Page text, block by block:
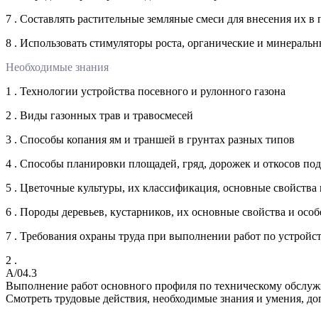
7 . Составлять растительные земляные смеси для внесения их в
8 . Использовать стимуляторы роста, органические и
Необходимые знания
1 . Технологии устройства посевного и рулонного газона
2 . Виды газонных трав и травосмесей
3 . Способы копания ям и траншей в грунтах разных типов
4 . Способы планировки площадей, гряд, дорожек и откосов
5 . Цветочные культуры, их классификация, основные свойства
6 . Породы деревьев, кустарников, их основные свойства и
7 . Требования охраны труда при выполнении работ по
2 .
A/04.3
Выполнение работ основного профиля по техническому
Смотреть трудовые действия, необходимые знания и умения,